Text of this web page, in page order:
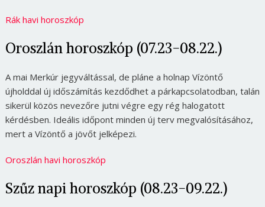
Rák havi horoszkóp
Oroszlán horoszkóp (07.23-08.22.)
A mai Merkúr jegyváltással, de pláne a holnap Vízöntő
újholddal új időszámítás kezdődhet a párkapcsolatodban, talán
sikerül közös nevezőre jutni végre egy rég halogatott
kérdésben. Ideális időpont minden új terv megvalósításához,
mert a Vízöntő a jövőt jelképezi.
Oroszlán havi horoszkóp
Szűz napi horoszkóp (08.23-09.22.)